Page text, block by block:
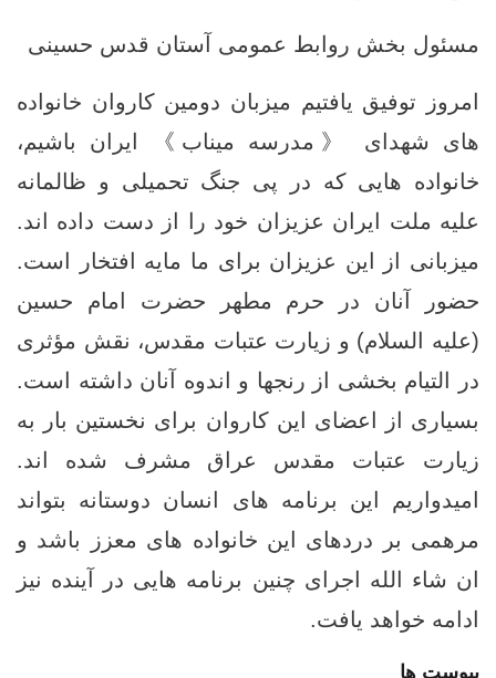
مسئول بخش روابط عمومی آستان قدس حسینی
امروز توفیق یافتیم میزبان دومین کاروان خانواده
های شهدای 《مدرسه میناب》 ایران باشیم،
خانواده هایی که در پی جنگ تحمیلی و ظالمانه
علیه ملت ایران عزیزان خود را از دست داده اند.
میزبانی از این عزیزان برای ما مایه افتخار است.
حضور آنان در حرم مطهر حضرت امام حسین
(علیه السلام) و زیارت عتبات مقدس، نقش مؤثری
در التیام بخشی از رنجها و اندوه آنان داشته است.
بسیاری از اعضای این کاروان برای نخستین بار به
زیارت عتبات مقدس عراق مشرف شده اند.
امیدواریم این برنامه های انسان دوستانه بتواند
مرهمی بر دردهای این خانواده های معزز باشد و
ان شاء الله اجرای چنین برنامه هایی در آینده نیز
ادامه خواهد یافت.
پیوست ها